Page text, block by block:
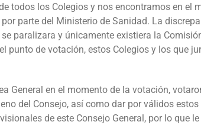
todos los Colegios y nos encontramos en el
parte del Ministerio de Sanidad. La
paralizara y únicamente existiera la
punto de votación, estos Colegios y los que
General en el momento de la votación,
del Consejo, así como dar por válidos
de este Consejo General, por lo que